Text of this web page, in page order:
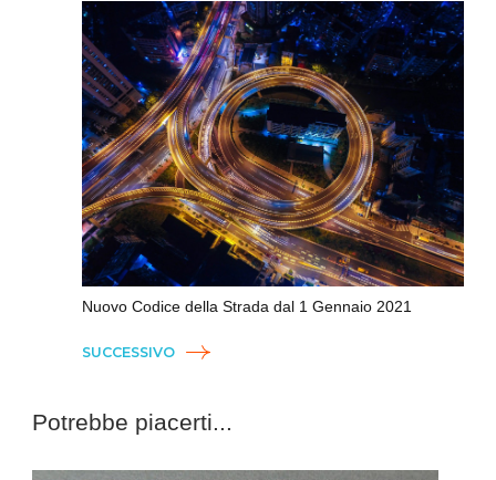
Navigazione
articoli
Nuovo Codice della Strada dal 1 Gennaio 2021
SUCCESSIVO
Potrebbe piacerti...